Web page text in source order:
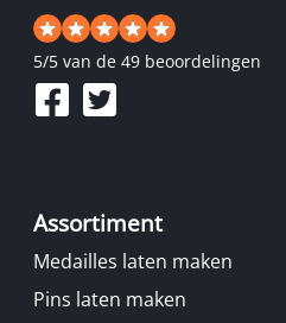
5/5 van de 49 beoordelingen
Assortiment
Medailles laten maken
Pins laten maken